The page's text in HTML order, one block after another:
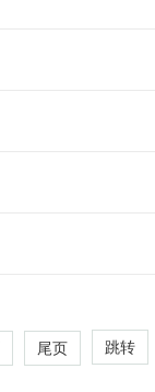
尾页 跳转